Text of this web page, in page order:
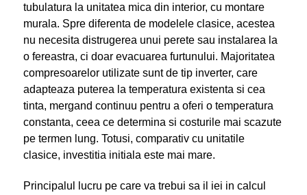
tubulatura la unitatea mica din interior, cu montare
murala. Spre diferenta de modelele clasice, acestea
nu necesita distrugerea unui perete sau instalarea la
o fereastra, ci doar evacuarea furtunului. Majoritatea
compresoarelor utilizate sunt de tip inverter, care
adapteaza puterea la temperatura existenta si cea
tinta, mergand continuu pentru a oferi o temperatura
constanta, ceea ce determina si costurile mai scazute
pe termen lung. Totusi, comparativ cu unitatile
clasice, investitia initiala este mai mare.
Principalul lucru pe care va trebui sa il iei in calcul